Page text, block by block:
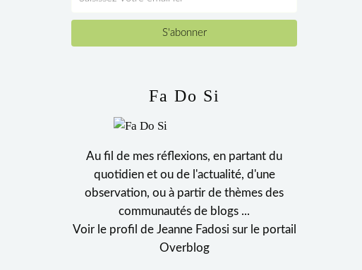
Fa Do Si
Au fil de mes réflexions, en partant du
quotidien et ou de l'actualité, d'une
observation, ou à partir de thèmes des
communautés de blogs ...
Voir le profil de Jeanne Fadosi sur le portail
Overblog